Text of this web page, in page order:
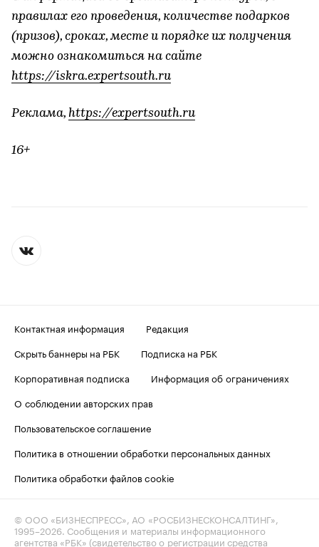
правилах его проведения, количестве подарков
(призов), сроках, месте и порядке их получения
можно ознакомиться на сайте
https://iskra.expertsouth.ru
Реклама, https://expertsouth.ru
16+
Контактная информация
Редакция
Скрыть баннеры на РБК
Подписка на РБК
Корпоративная подписка
Информация об ограничениях
О соблюдении авторских прав
Пользовательское соглашение
Политика в отношении обработки персональных данных
Политика обработки файлов cookie
© ООО «БИЗНЕСПРЕСС», АО «РОСБИЗНЕСКОНСАЛТИНГ»,
1995–2026. Сообщения и материалы информационного
агентства «РБК» (свидетельство о регистрации средства